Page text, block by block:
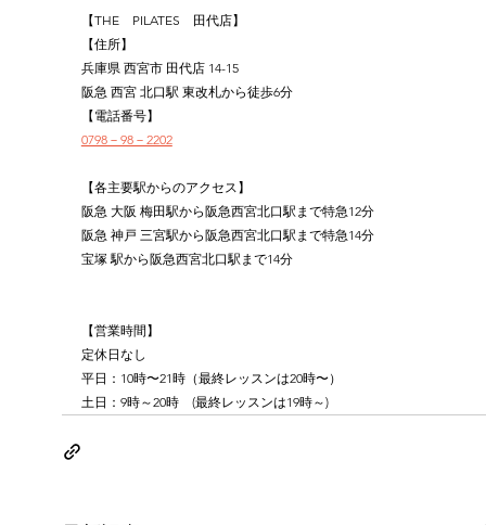
【THE　PILATES　田代店】
【住所】
兵庫県 西宮市 田代店 14-15
阪急 西宮 北口駅 東改札から徒歩6分
【電話番号】
0798－98－2202
【各主要駅からのアクセス】
阪急 大阪 梅田駅から阪急西宮北口駅まで特急12分
阪急 神戸 三宮駅から阪急西宮北口駅まで特急14分
宝塚 駅から阪急西宮北口駅まで14分
【営業時間】
定休日なし
平日：10時〜21時（最終レッスンは20時〜）
土日：9時～20時　(最終レッスンは19時～)